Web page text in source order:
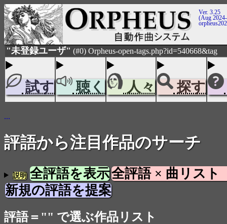
Ver. 3.25
(Aug
"未登録ユーザ" (#0) Orpheus-open-tags.php?id=540668&tag
試す 聴く 人々 探す
...
評語から注目作品のサーチ
説明 全評語を表示全評語 × 曲リスト
新規の評語を提案
評語＝"" で選ぶ作品リスト